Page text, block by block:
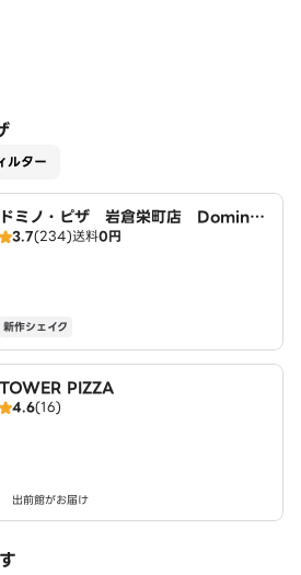
ルター
ドミノ・ピザ 岩倉栄町店 Domin
o's3.7(234)送料0円
新作シェイク
TOWER PIZZA
4.6(16)
出前館がお届け